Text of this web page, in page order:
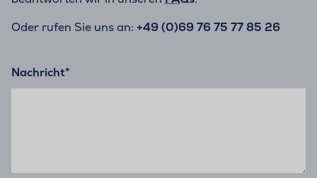
Oder rufen Sie uns an: +49 (0)69 76 75 77 85 26
Nachricht*